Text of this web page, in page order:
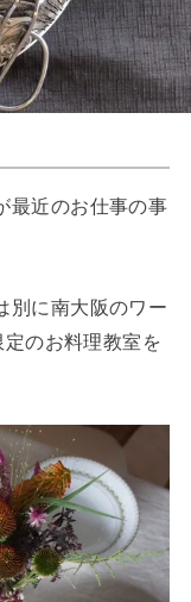
最近のお仕事の事
別に南大阪のワー
のお料理教室を